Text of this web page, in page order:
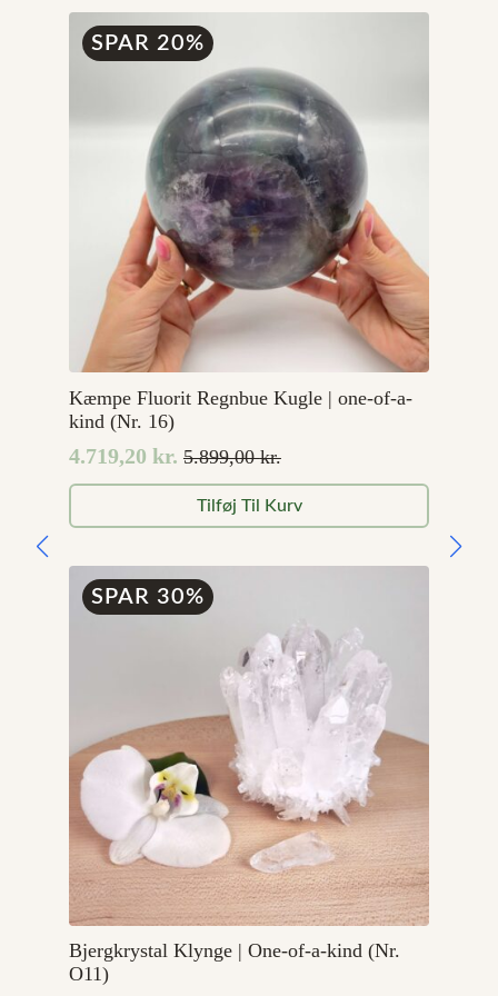
99,00 kr..
49,00 kr..
SPAR 20%
Kæmpe Fluorit Regnbue Kugle | one-of-a-
kind (Nr. 16)
5.899,00kr.
Den
oprindelige
pris
5.899,00 kr..
4.719,20 kr.
Den
aktuelle
pris
4.719,20 kr..
Tilføj Til Kurv
SPAR 30%
Bjergkrystal Klynge | One-of-a-kind (Nr.
O11)